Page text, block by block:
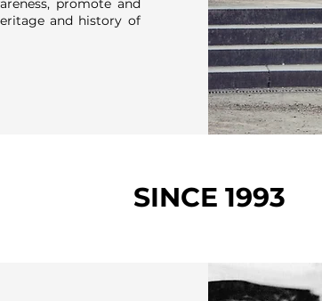
promote and
and history of
SINCE 1993